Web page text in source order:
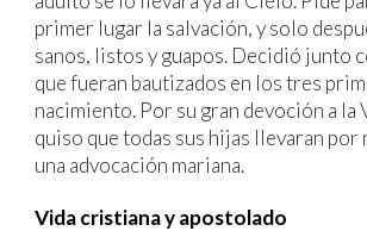
primer lugar la salvación, y solo
sanos, listos y guapos. Decidió junto
que fueran bautizados en los tres
nacimiento. Por su gran devoción a la
quiso que todas sus hijas llevaran por
una advocación mariana.
Vida cristiana y apostolado